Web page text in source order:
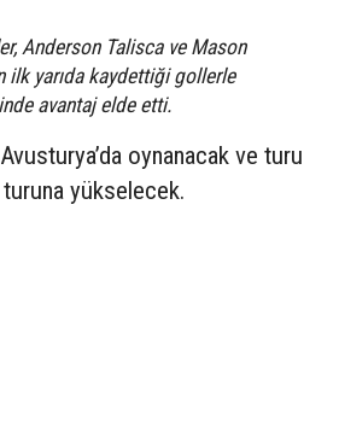
Anderson Talisca ve Mason
ilk yarıda kaydettiği gollerle
avantaj elde etti.
oynanacak ve turu
yükselecek.